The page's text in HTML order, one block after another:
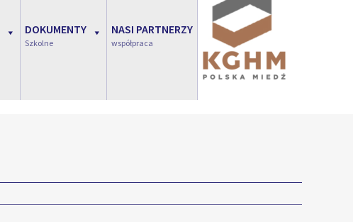
DOKUMENTY
Szkolne
NASI PARTNERZY
współpraca